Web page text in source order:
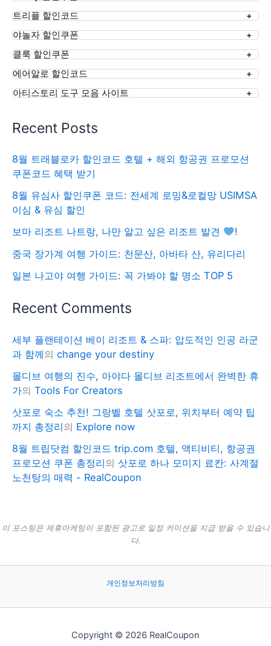
트리플 할인코드
야놀자 할인쿠폰
클룩 할인쿠폰
에어알로 할인코드
아티스토리 도구 모음 사이트
Recent Posts
8월 트래블로카 할인코드 호텔 + 해외 항공권 프로모션
쿠폰코드 혜택 받기
8월 유심사 할인쿠폰 코드: 전세계 로밍&로컬망 USIMSA
이심 & 유심 할인
보마 리조트 나트랑, 나만 알고 싶은 리조트 발견
!
중국 장가계 여행 가이드: 천문산, 아바타 산, 유리다리
일본 나고야 여행 가이드: 꼭 가봐야 할 명소 TOP 5
Recent Comments
세부 플랜테이션 베이 리조트 & 스파: 압도적인 인공 라군
과 함께의 change your destiny
몰디브 여행의 진수, 아야다 몰디브 리조트에서 완벽한 휴
가의 Tools For Creators
삿포로 숙소 추천! 그랑벨 호텔 삿포로, 위치부터 예약 팁
까지 총정리의 Explore now
8월 트립닷컴 할인코드 trip.com 호텔, 액티비티, 항공권
프로모션 쿠폰 총정리의 삿포로 하나 모미지 료칸: 사계절
노천탕의 매력 - RealCoupon
이 포스팅은 제휴마케팅이 포함된 광고로 일정 커미션을 지급 받을 수 있습니
다.
개인정보처리방침
Copyright © 2026 RealCoupon